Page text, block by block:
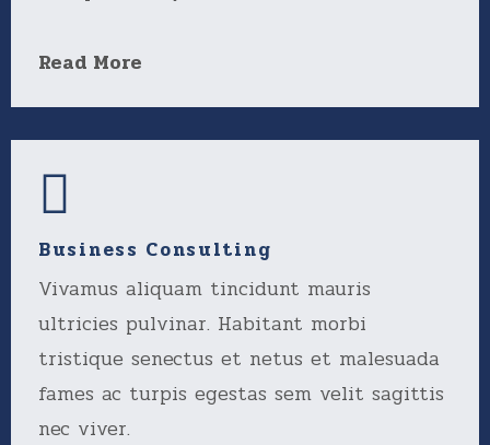
Read More
Business Consulting
Vivamus aliquam tincidunt mauris
ultricies pulvinar. Habitant morbi
tristique senectus et netus et malesuada
fames ac turpis egestas sem velit sagittis
nec viver.